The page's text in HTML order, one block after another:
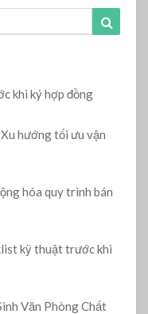
khi ký hợp đồng
hướng tối ưu vận
hóa quy trình bán
kỹ thuật trước khi
Văn Phòng Chất